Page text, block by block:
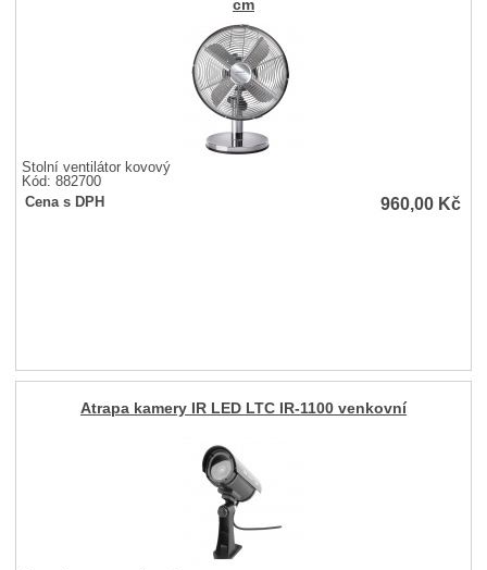
cm
Stolní ventilátor kovový
Kód: 882700
Cena s DPH
960,00 Kč
Atrapa kamery IR LED LTC IR-1100 venkovní